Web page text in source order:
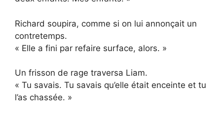
Richard soupira, comme si on lui annonçait un
contretemps.
« Elle a fini par refaire surface, alors. »
Un frisson de rage traversa Liam.
« Tu savais. Tu savais qu’elle était enceinte et tu
l’as chassée. »